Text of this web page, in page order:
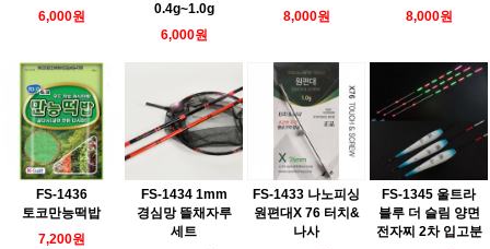
6,000원
0.4g~1.0g
6,000원
8,000원
8,000원
FS-1436
토코만능떡밥
7,200원
FS-1434 1mm
경심망 뜰채자루
세트
FS-1433 나노피싱
원편대X 76 터치&
나사
FS-1345 울트라
블루 더 슬림 양면
전자찌 2차 입고분